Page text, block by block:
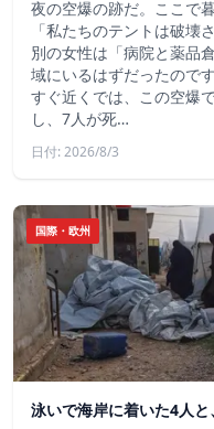
夜の空爆の跡だ。ここで
「私たちのテントは破壊
別の女性は「病院と薬品
域にいるはずだったので
すぐ近くでは、この空爆
し、7人が死…
日付: 2026/8/3
国際・欧州
泳いで海岸に着いた4人